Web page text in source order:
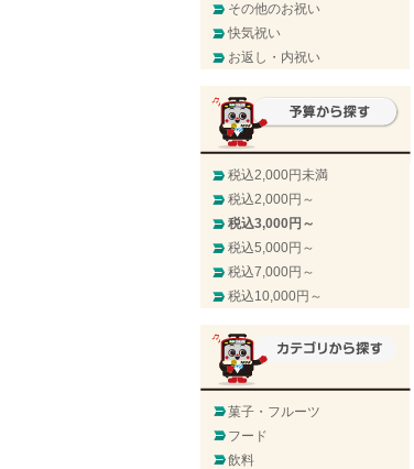
その他のお祝い
快気祝い
お返し・内祝い
税込2,000円未満
税込2,000円～
税込3,000円～
税込5,000円～
税込7,000円～
税込10,000円～
菓子・フルーツ
フード
飲料